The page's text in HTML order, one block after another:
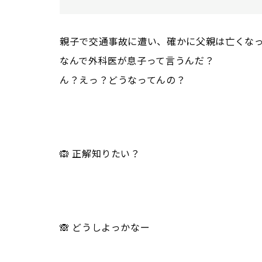
親子で交通事故に遭い、確かに父親は亡くなっ
なんで外科医が息子って言うんだ？
ん？えっ？どうなってんの？
🙉 正解知りたい？
🙈 どうしよっかなー